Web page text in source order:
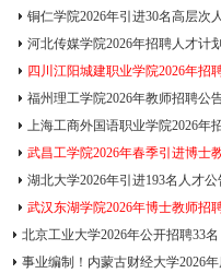
铜仁学院2026年引进30名高层次
河北传媒学院2026年招聘人才计
四川江阳城建职业学院2026年招
福州理工学院2026年教师招聘公
上海工商外国语职业学院2026年
武昌工学院2026年春季引进博士
湖北大学2026年引进193名人才公
武汉东湖学院2026年博士教师招
北京工业大学2026年公开招聘33名
事业编制！内蒙古财经大学2026